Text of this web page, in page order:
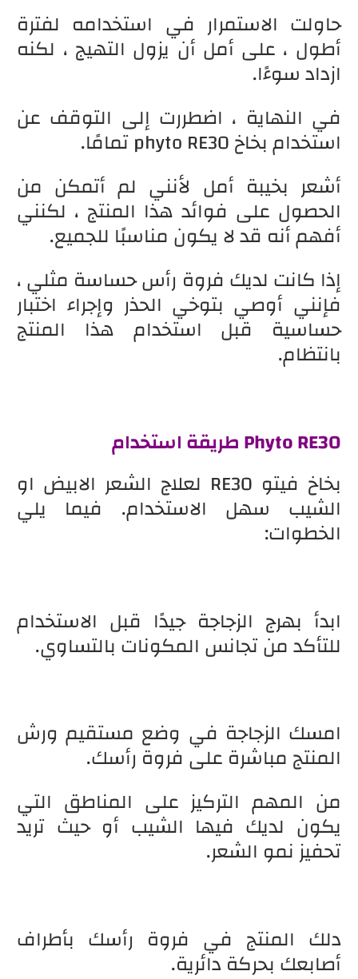
حاولت الاستمرار في استخدامه لفترة
أطول ، على أمل أن يزول التهيج ، لكنه
ازداد سوءًا.
في النهاية ، اضطررت إلى التوقف عن
استخدام بخاخ phyto RE30 تمامًا.
أشعر بخيبة أمل لأنني لم أتمكن من
الحصول على فوائد هذا المنتج ، لكنني
أفهم أنه قد لا يكون مناسبًا للجميع.
إذا كانت لديك فروة رأس حساسة مثلي ،
فإنني أوصي بتوخي الحذر وإجراء اختبار
حساسية قبل استخدام هذا المنتج
بانتظام.
Phyto RE30 طريقة استخدام
بخاخ فيتو RE30 لعلاج الشعر الابيض او
الشيب سهل الاستخدام. فيما يلي
الخطوات:
ابدأ بهرج الزجاجة جيدًا قبل الاستخدام
للتأكد من تجانس المكونات بالتساوي.
امسك الزجاجة في وضع مستقيم ورش
المنتج مباشرة على فروة رأسك.
من المهم التركيز على المناطق التي
يكون لديك فيها الشيب أو حيث تريد
تحفيز نمو الشعر.
دلك المنتج في فروة رأسك بأطراف
أصابعك بحركة دائرية.